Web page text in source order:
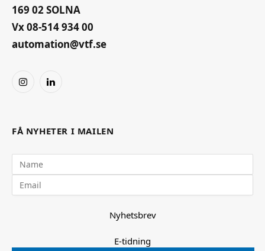
169 02 SOLNA
Vx 08-514 934 00
automation@vtf.se
InstagramLinkedIn
FÅ NYHETER I MAILEN
Nyhetsbrev
E-tidning